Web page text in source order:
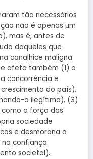
tão necessários
não é apenas um
mas é, antes de
daqueles que
canalhice maligna
afeta também (1) o
concorrência e
do país),
a ilegítima), (3)
a força das
sociedade
e desmorona o
na confiança
societal).